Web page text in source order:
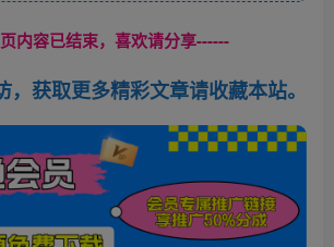
内容已结束，喜欢请分享------
，获取更多精彩文章请收藏本站。